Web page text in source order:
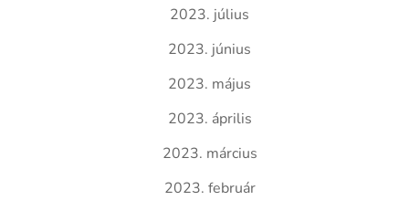
2023. július
2023. június
2023. május
2023. április
2023. március
2023. február